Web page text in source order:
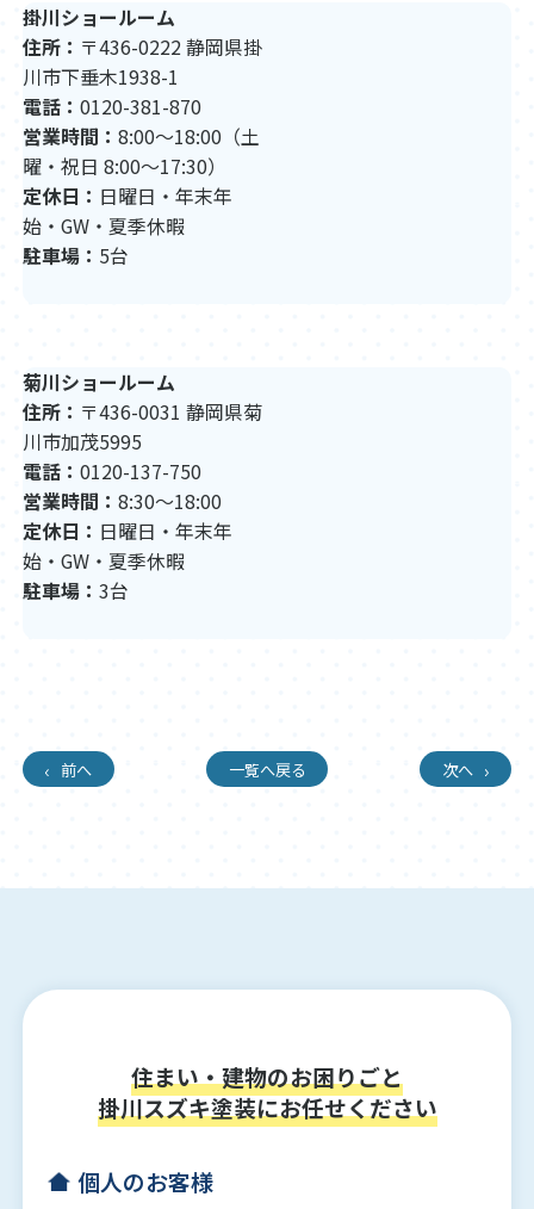
掛川ショールーム
住所： 〒436-0222 静岡県掛
川市下垂木1938-1
電話： 0120-381-870
営業時間： 8:00〜18:00（土
曜・祝日 8:00〜17:30）
定休日： 日曜日・年末年
始・GW・夏季休暇
駐車場： 5台
菊川ショールーム
住所： 〒436-0031 静岡県菊
川市加茂5995
電話： 0120-137-750
営業時間： 8:30〜18:00
定休日： 日曜日・年末年
始・GW・夏季休暇
駐車場： 3台
前へ 一覧へ戻る 次へ
住まい・建物のお困りごと
掛川スズキ塗装にお任せください
個人のお客様